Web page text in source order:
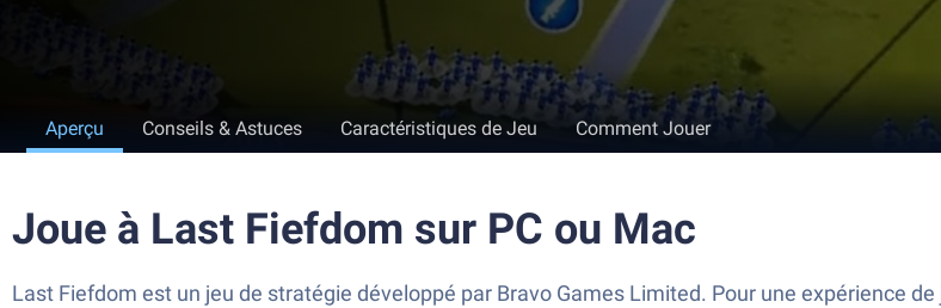
Aperçu Conseils & Astuces Caractéristiques de Jeu Comment Jouer
Joue à Last Fiefdom sur PC ou Mac
Last Fiefdom est un jeu de stratégie développé par Bravo Games Limited. Pour une expérience